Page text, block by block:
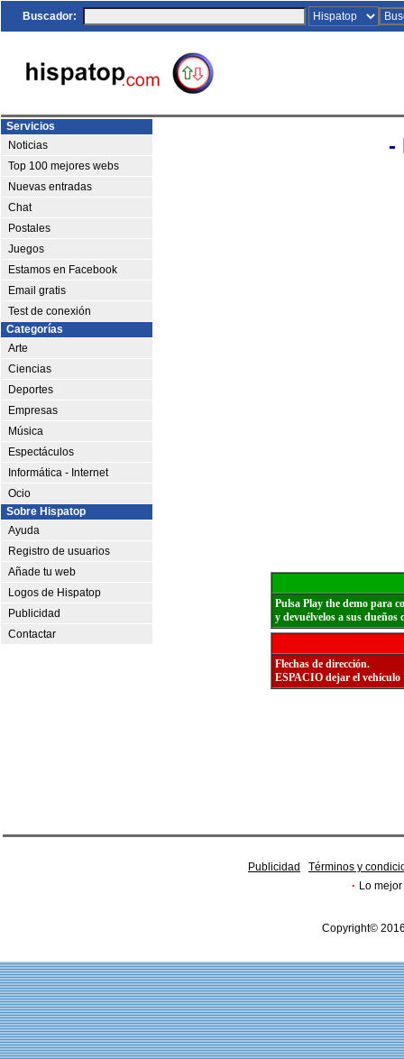
Buscador:
Servicios
Noticias
Top 100 mejores webs
Nuevas entradas
Chat
Postales
Juegos
Estamos en Facebook
Email gratis
Test de conexión
Categorías
Arte
Ciencias
Deportes
Empresas
Música
Espectáculos
Informática - Internet
Ocio
Sobre Hispatop
Ayuda
Registro de usuarios
Añade tu web
Logos de Hispatop
Publicidad
Contactar
-
Pulsa Play the demo para
y devuélvelos a sus dueños
Flechas de dirección.
ESPACIO dejar el vehículo
Publicidad Términos y
· Lo
Copyright©